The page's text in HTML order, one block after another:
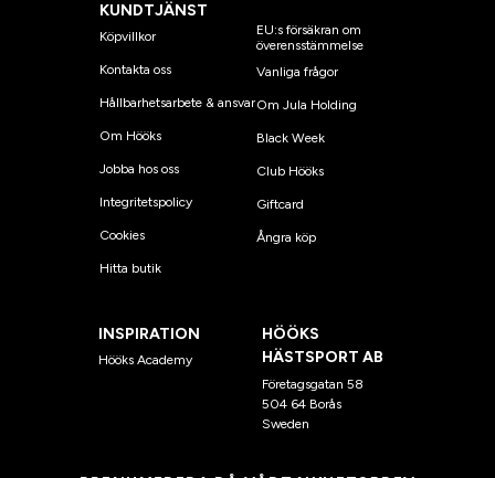
KUNDTJÄNST
Köpvillkor
Kontakta oss
Hållbarhetsarbete & ansvar
Om Hööks
Jobba hos oss
Integritetspolicy
Cookies
Hitta butik
EU:s försäkran om
överensstämmelse
Vanliga frågor
Om Jula Holding
Black Week
Club Hööks
Giftcard
Ångra köp
INSPIRATION
Hööks Academy
HÖÖKS
HÄSTSPORT AB
Företagsgatan 58
504 64 Borås
Sweden